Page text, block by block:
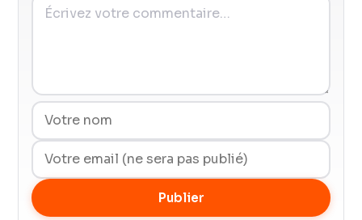
Publier